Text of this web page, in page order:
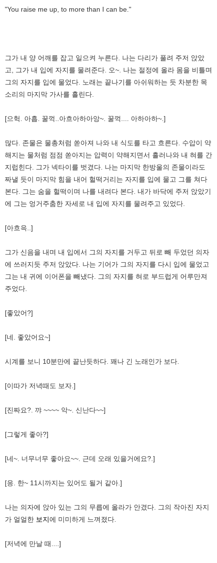
"You raise me up, to more than I can be."
그가 내 양 어깨를 잡고 일으켜 누른다. 나는 다리가 풀려 주저 앉았
고, 그가 내 입에 자지를 물려준다. 오~. 나는 절정에 올라 몸을 비틀며
그의 자지를 입에 물었다. 노래는 끝나기를 아쉬워하는 듯 차분한 목
소리의 마지막 가사를 흘린다.
[으헉. 아흡. 꿀꺽..아흐아하아앙~. 꿀꺽.... 아하아하~.]
많다. 존물은 물총처럼 쏟아져 나와 내 식도를 타고 흐른다. 수압이 약
해지는 물처럼 점점 쏟아지는 압력이 약해지면서 흘러나와 내 혀를 간
지럽힌다. 그가 넥타이를 벗겼다. 나는 마지막 한방울의 존물이라도
짜낼 듯이 마지막 힘을 내어 헐떡거리는 자지를 입에 물고 그를 쳐다
본다. 그는 숨을 헐떡이며 나를 내려다 본다. 내가 바닥에 주저 앉았기
에 그는 엉거주춤한 자세로 내 입에 자지를 물려주고 있었다.
[아흐윽..]
그가 신음을 내며 내 입에서 그의 자지를 거두고 뒤로 빼 두었던 의자
에 쓰러지듯 주저 앉았다. 나는 기어가 그의 자지를 다시 입에 물었고
그는 내 귀에 이어폰을 빼냈다. 그의 자지를 혀로 부드럽게 어루만져
주었다.
[좋았어?]
[네. 좋았어요~]
시계를 보니 10분만에 끝난듯하다. 꽤나 긴 노래인가 보다.
[이따가 저녁때도 보자.]
[진짜요?. 꺄 ~~~~ 악~. 신난다~~]
[그렇게 좋아?]
[네~. 너무너무 좋아요~~. 근데 오래 있을거에요?.]
[응. 한~ 11시까지는 있어도 될거 같아.]
나는 의자에 앉아 있는 그의 무릅에 올라가 안겼다. 그의 작아진 자지
가 얼얼한 보지에 미미하게 느껴졌다.
[저녁에 만날 때....]